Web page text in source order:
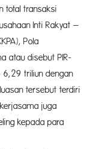
total transaksi
Inti Rakyat –
Pola
atau disebut PIR-
6,29 triliun dengan
tersebut terdiri
juga
kepada para